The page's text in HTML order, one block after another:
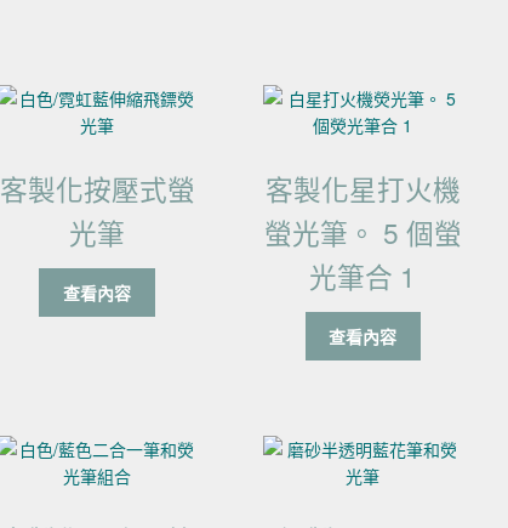
客製化按壓式螢
光筆
查看內容
客製化星打火機
螢光筆。 5 個螢
光筆合 1
查看內容